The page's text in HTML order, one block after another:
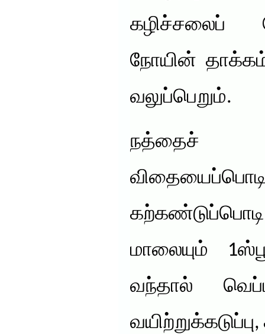
கழிச்சலைப்
நோயின்
வலுப்பெறும்.
நத்தைச்
மாலையும்
வந்தால்